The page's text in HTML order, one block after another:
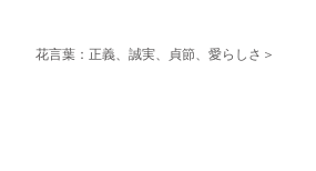
花言葉：正義、誠実、貞節、愛らしさ＞